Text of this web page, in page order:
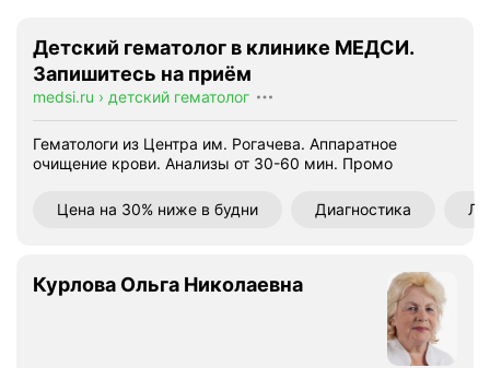
Детский гематолог в клинике МЕДСИ.
Запишитесь на приём
medsi.ru › детский гематолог
Гематологи из Центра им. Рогачева. Аппаратное
очищение крови. Анализы от 30-60 мин. Промо
Цена на 30% ниже в будни Диагностика
Курлова Ольга Николаевна